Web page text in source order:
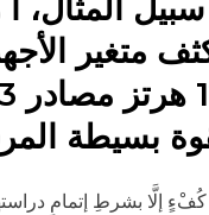
بسيطة
إلَّا بشرطِ إتمامِ